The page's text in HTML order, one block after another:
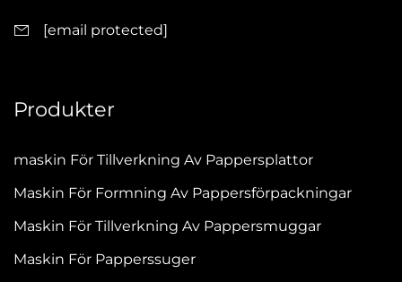
[email protected]
Produkter
maskin För Tillverkning Av Pappersplattor
Maskin För Formning Av Pappersförpackningar
Maskin För Tillverkning Av Pappersmuggar
Maskin För Papperssuger